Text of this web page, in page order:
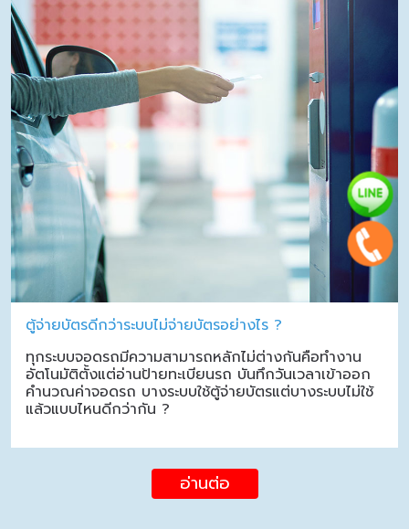
ตู้จ่ายบัตรดีกว่าระบบไม่จ่ายบัตรอย่างไร ?
ทุกระบบจอดรถมีความสามารถหลักไม่ต่างกันคือทำงาน
อัตโนมัติตั้งแต่อ่านป้ายทะเบียนรถ บันทึกวันเวลาเข้าออก
คำนวณค่าจอดรถ บางระบบใช้ตู้จ่ายบัตรแต่บางระบบไม่ใช้
แล้วแบบไหนดีกว่ากัน ?
อ่านต่อ